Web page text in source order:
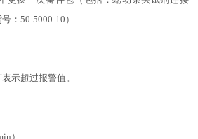
号：50-5000-10）
示超过报警值。
）